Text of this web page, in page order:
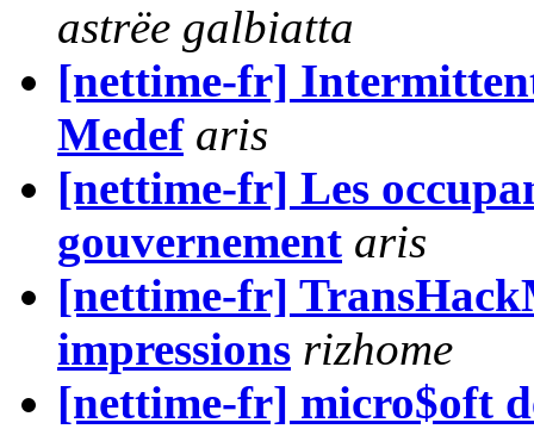
astrëe galbiatta
[nettime-fr]
Medef aris
[nettime-fr] Les
gouvernement aris
[nettime-fr]
impressions rizhome
[nettime-fr] micro$oft